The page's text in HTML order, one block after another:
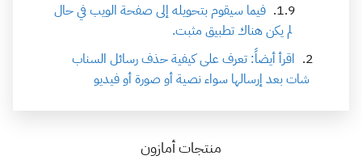
فيما سيقوم بتحويله إلى صفحة الويب في حال
لم يكن هناك تطبيق مثبت.
اقرأ أيضاً: تعرف على كيفية حذف رسائل السناب
شات بعد إرسالها سواء نصية أو صورة أو فيديو
منتجات أمازون